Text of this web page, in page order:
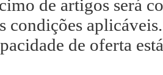
de artigos será
condições aplicáveis.
de oferta